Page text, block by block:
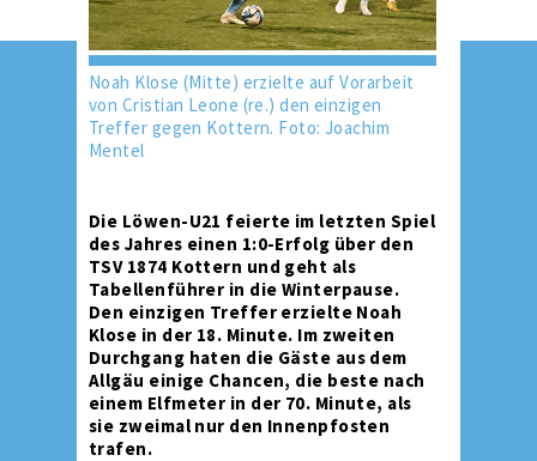
Noah Klose (Mitte) erzielte auf Vorarbeit
von Cristian Leone (re.) den einzigen
Treffer gegen Kottern. Foto: Joachim
Mentel
Die Löwen-U21 feierte im letzten Spiel
des Jahres einen 1:0-Erfolg über den
TSV 1874 Kottern und geht als
Tabellenführer in die Winterpause.
Den einzigen Treffer erzielte Noah
Klose in der 18. Minute. Im zweiten
Durchgang haten die Gäste aus dem
Allgäu einige Chancen, die beste nach
einem Elfmeter in der 70. Minute, als
sie zweimal nur den Innenpfosten
trafen.